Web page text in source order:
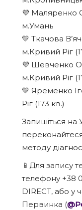
💜 Маляренко
м.Умань
💛 Ткачова
м.Кривий Ріг
💜 Шевченко
м.Кривий Ріг
💛 Яременко
Ріг (173 кв.)
Запишіться
методу
📱Для запису
телефону +38
DIRECT, або у
Первинка (